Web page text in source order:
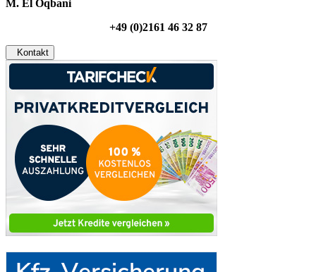
M. El Oqbani
+49 (0)2161 46 32 87
Kontakt